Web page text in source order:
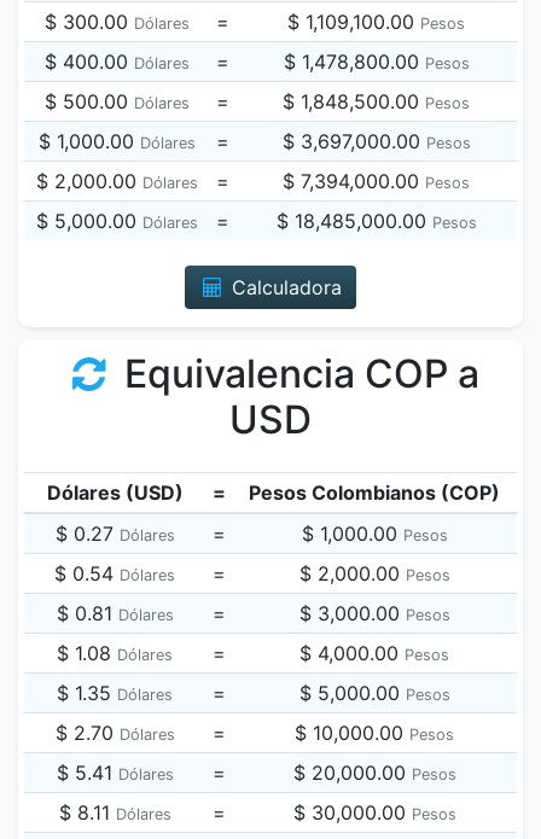
$ 300.00 Dólares = $ 1,109,100.00 Pesos
$ 400.00 Dólares = $ 1,478,800.00 Pesos
$ 500.00 Dólares = $ 1,848,500.00 Pesos
$ 1,000.00 Dólares = $ 3,697,000.00 Pesos
$ 2,000.00 Dólares = $ 7,394,000.00 Pesos
$ 5,000.00 Dólares = $ 18,485,000.00 Pesos
Calculadora
Equivalencia COP a
USD
Dólares (USD) =
Pesos Colombianos (COP)
$ 0.27 Dólares = $ 1,000.00 Pesos
$ 0.54 Dólares = $ 2,000.00 Pesos
$ 0.81 Dólares = $ 3,000.00 Pesos
$ 1.08 Dólares = $ 4,000.00 Pesos
$ 1.35 Dólares = $ 5,000.00 Pesos
$ 2.70 Dólares = $ 10,000.00 Pesos
$ 5.41 Dólares = $ 20,000.00 Pesos
$ 8.11 Dólares = $ 30,000.00 Pesos